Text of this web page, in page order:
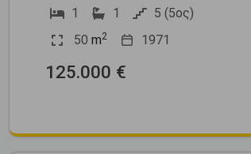
1
1
5 (5ος)
50 m2 1971
125.000 €